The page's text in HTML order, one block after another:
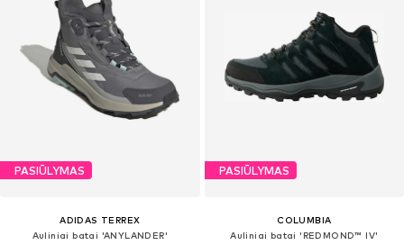
PASIŪLYMAS
ADIDAS TERREX
Auliniai batai 'ANYLANDER'
PASIŪLYMAS
COLUMBIA
Auliniai batai 'REDMOND™ IV'